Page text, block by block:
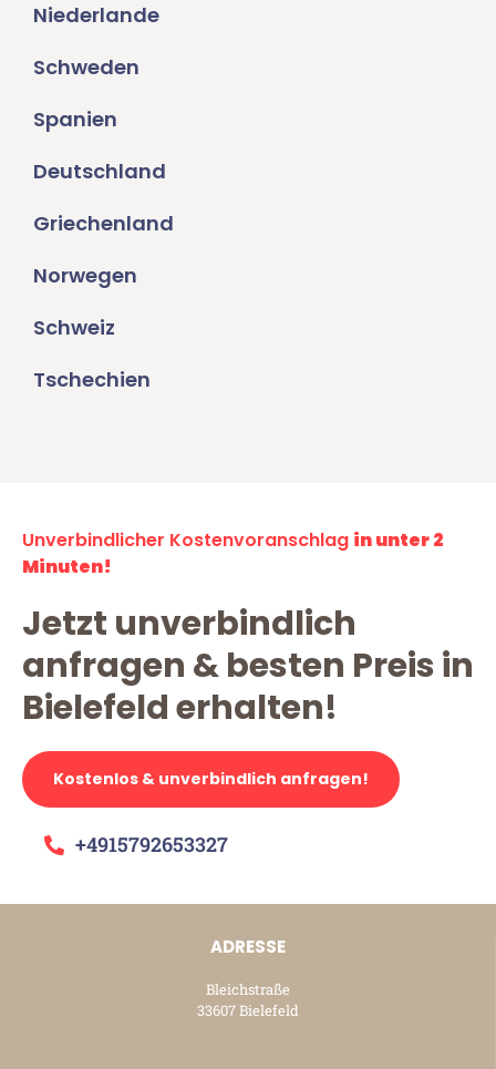
Niederlande
Schweden
Spanien
Deutschland
Griechenland
Norwegen
Schweiz
Tschechien
Unverbindlicher Kostenvoranschlag in unter 2
Minuten!
Jetzt unverbindlich
anfragen & besten Preis in
Bielefeld erhalten!
Kostenlos & unverbindlich anfragen!
+4915792653327
ADRESSE
Bleichstraße
33607 Bielefeld